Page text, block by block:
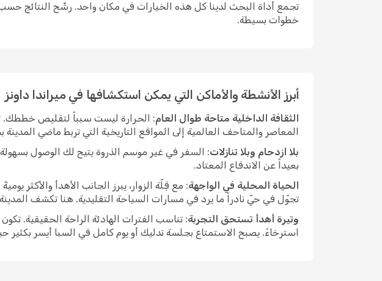
تجمع أداة البحث لدينا كل هذه الخيارات في مكان واحد. رشّح النتائج حسب
خطوات بسيطة.
أبرز الأنشطة والأماكن التي يمكن استكشافها في ميراندا داونز
الثقافة الداخلية متاحة طوال العام: الحرارة ليست سبباً لتقليص خططك.
المعاصر والمتاحف العالمية إلى المواقع التاريخية التي تربط ماضي المدينة
بلا ازدحام وبلا تنازلات: السفر في غير موسم الذروة يتيح لك الوصول
بعيداً عن الاندفاع المعتاد.
الحياة المحلية في الواجهة: مع قِلّة الزوار، يبرز الجانب الأهدأ
تجوّل في حيّ نادراً ما يرد في مسارات السياحة التقليدية. هنا تكشف
وتيرة أهدأ تستحق التجربة: تناسب الفترات الهادئة الراحة الحقيقية.
استرخاءً. يصبح الاستمتاع بجلسة تدليك أو يوم كامل في السبا أيسر بكثير